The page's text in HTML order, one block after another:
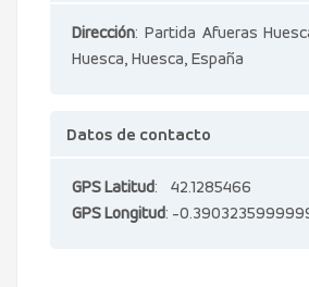
Dirección: Partida Afueras
Huesca, Huesca, España
Datos de contacto
GPS Latitud: 42.1285466
GPS Longitud: -